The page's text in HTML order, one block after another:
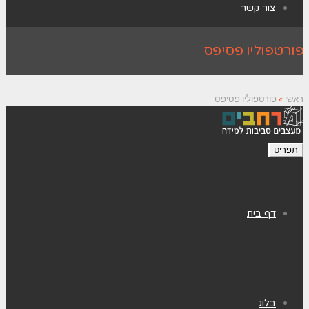
צור קשר
פורטפוליו פסיפס
ראשי » פורטפוליו פסיפס
תפריט
דף בית
בלוג